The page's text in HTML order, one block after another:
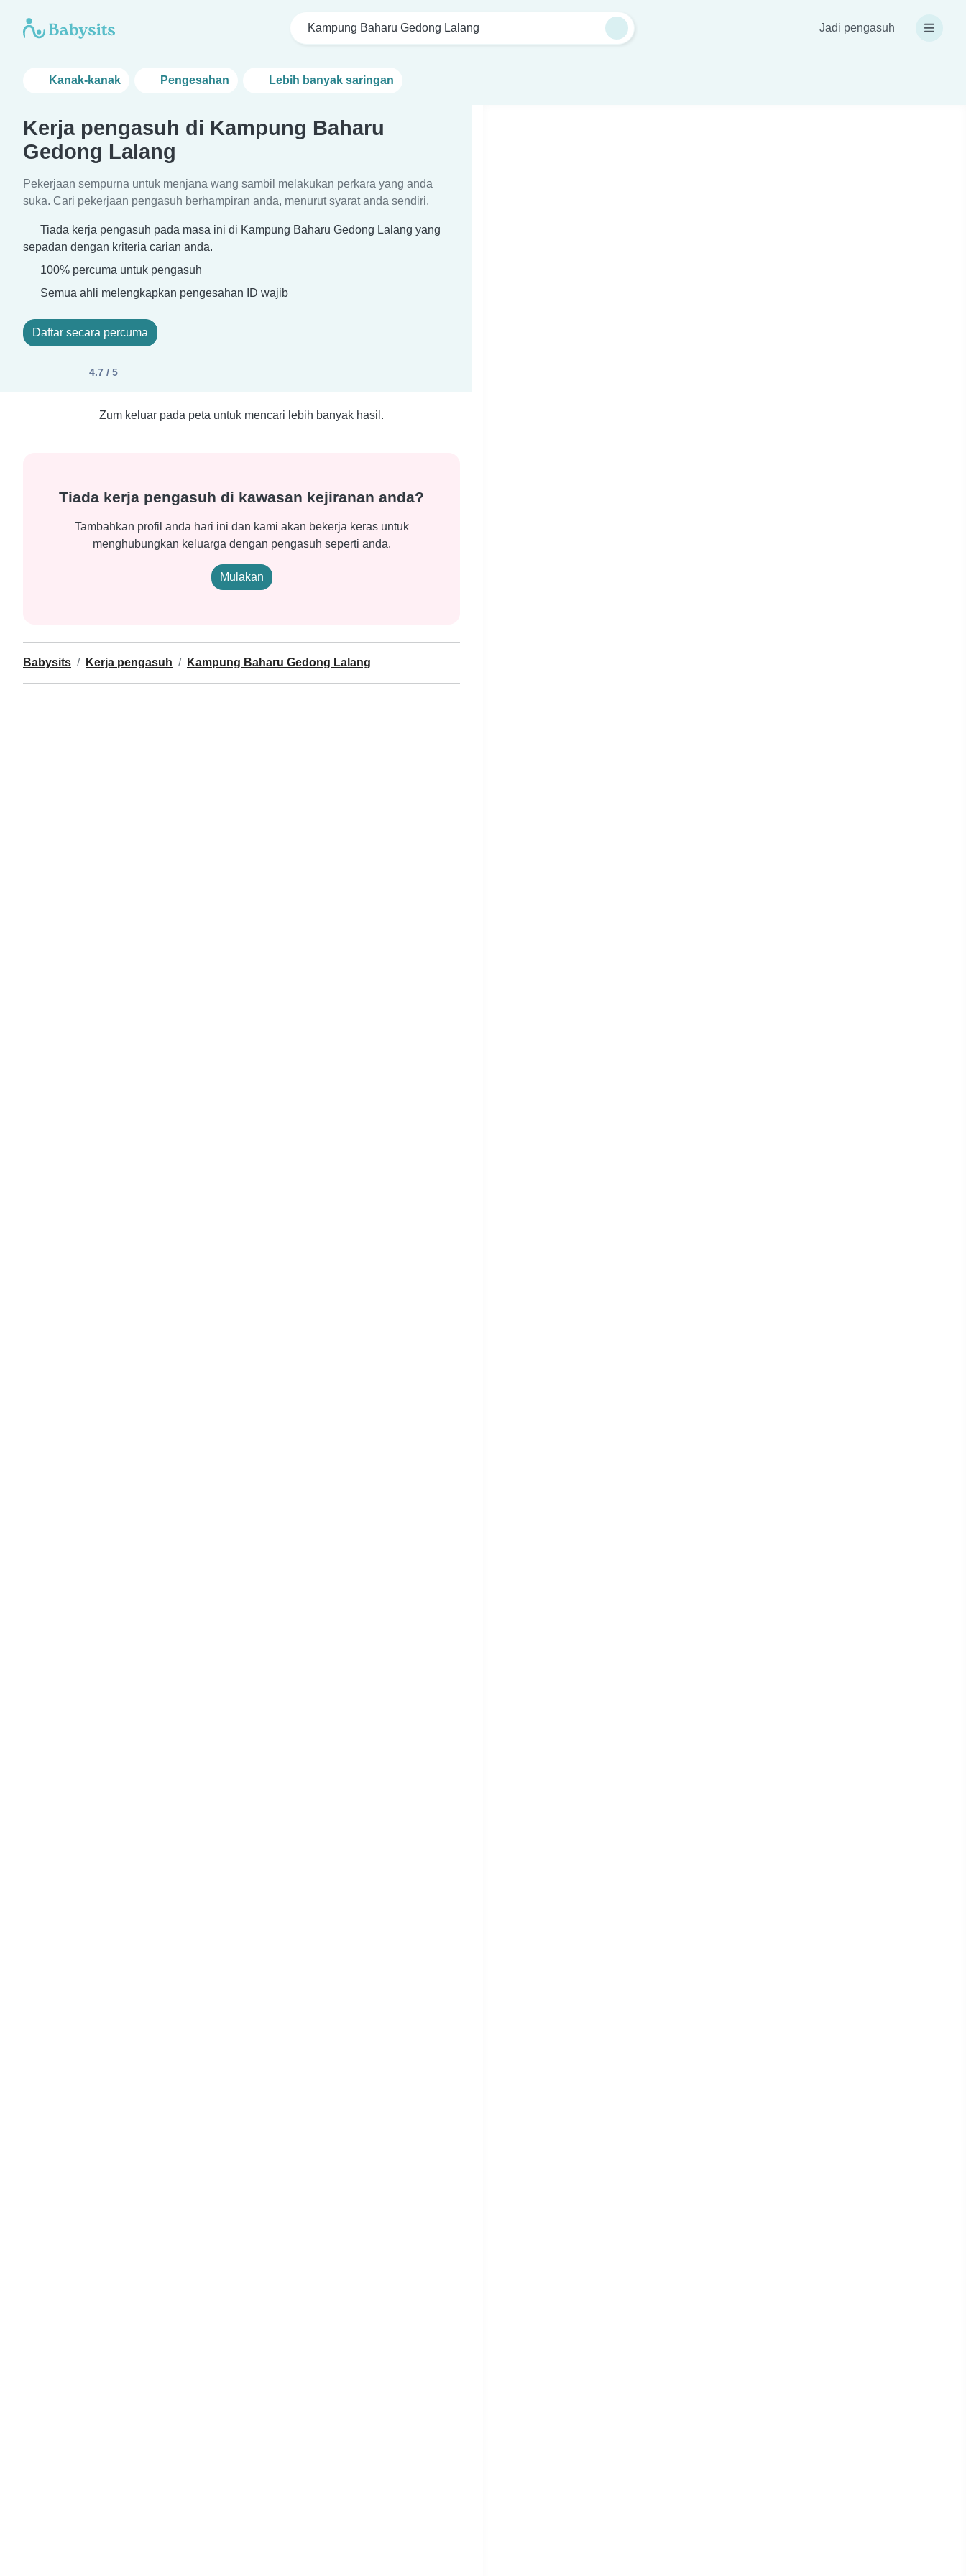
Kampung Baharu Gedong Lalang Jadi pengasuh
Kanak-kanak Pengesahan Lebih banyak saringan
Kerja pengasuh di Kampung Baharu
Gedong Lalang
Pekerjaan sempurna untuk menjana wang sambil melakukan perkara yang anda
suka. Cari pekerjaan pengasuh berhampiran anda, menurut syarat anda sendiri.
Tiada kerja pengasuh pada masa ini di Kampung Baharu Gedong Lalang yang
sepadan dengan kriteria carian anda.
100% percuma untuk pengasuh
Semua ahli melengkapkan pengesahan ID wajib
Daftar secara percuma
4.7 / 5
Zum keluar pada peta untuk mencari lebih banyak hasil.
Tiada kerja pengasuh di kawasan kejiranan anda?
Tambahkan profil anda hari ini dan kami akan bekerja keras untuk
menghubungkan keluarga dengan pengasuh seperti anda.
Mulakan
Babysits Kerja pengasuh Kampung Baharu Gedong Lalang